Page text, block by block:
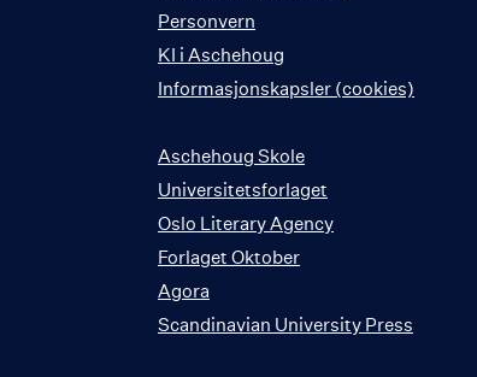
Personvern
KI i Aschehoug
Informasjonskapsler (cookies)
Aschehoug Skole
Universitetsforlaget
Oslo Literary Agency
Forlaget Oktober
Agora
Scandinavian University Press